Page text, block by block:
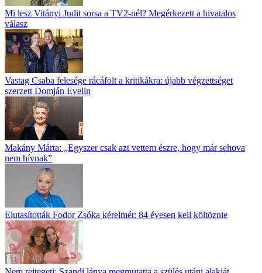
Mi lesz Vitányi Judit sorsa a TV2-nél? Megérkezett a hivatalos
válasz
Vastag Csaba felesége rácáfolt a kritikákra: újabb végzettséget
szerzett Domján Evelin
Makány Márta: „Egyszer csak azt vettem észre, hogy már sehova
nem hívnak”
Elutasították Fodor Zsóka kérelmét: 84 évesen kell költöznie